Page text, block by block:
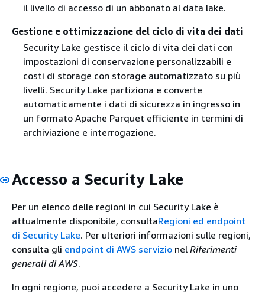
il livello di accesso di un abbonato al data lake.
Gestione e ottimizzazione del ciclo di vita dei dati
Security Lake gestisce il ciclo di vita dei dati con
impostazioni di conservazione personalizzabili e
costi di storage con storage automatizzato su più
livelli. Security Lake partiziona e converte
automaticamente i dati di sicurezza in ingresso in
un formato Apache Parquet efficiente in termini di
archiviazione e interrogazione.
Accesso a Security Lake
Per un elenco delle regioni in cui Security Lake è
attualmente disponibile, consultaRegioni ed endpoint
di Security Lake. Per ulteriori informazioni sulle regioni,
consulta gli endpoint di AWS servizio nel Riferimenti
generali di AWS.
In ogni regione, puoi accedere a Security Lake in uno